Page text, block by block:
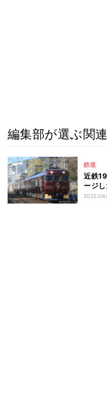
編集部が選ぶ関
鉄道
近鉄
ージ
2022/